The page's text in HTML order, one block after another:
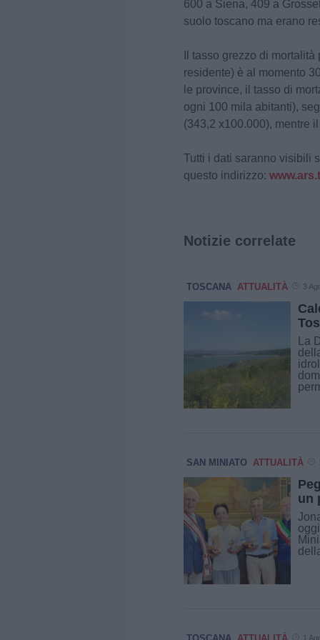
600 a Siena, 409 a
suolo toscano ma erano
Il tasso grezzo di
residente) è al momento
le province, il tasso di
ogni 100 mila abitanti),
(343,2 x100.000), mentre
Tutti i dati saranno visibili
questo indirizzo:
Notizie correlate
TOSCANA ATTUALITÀ 3
La
SAN MINIATO ATTUALITÀ
un
TOSCANA ATTUALITÀ 1